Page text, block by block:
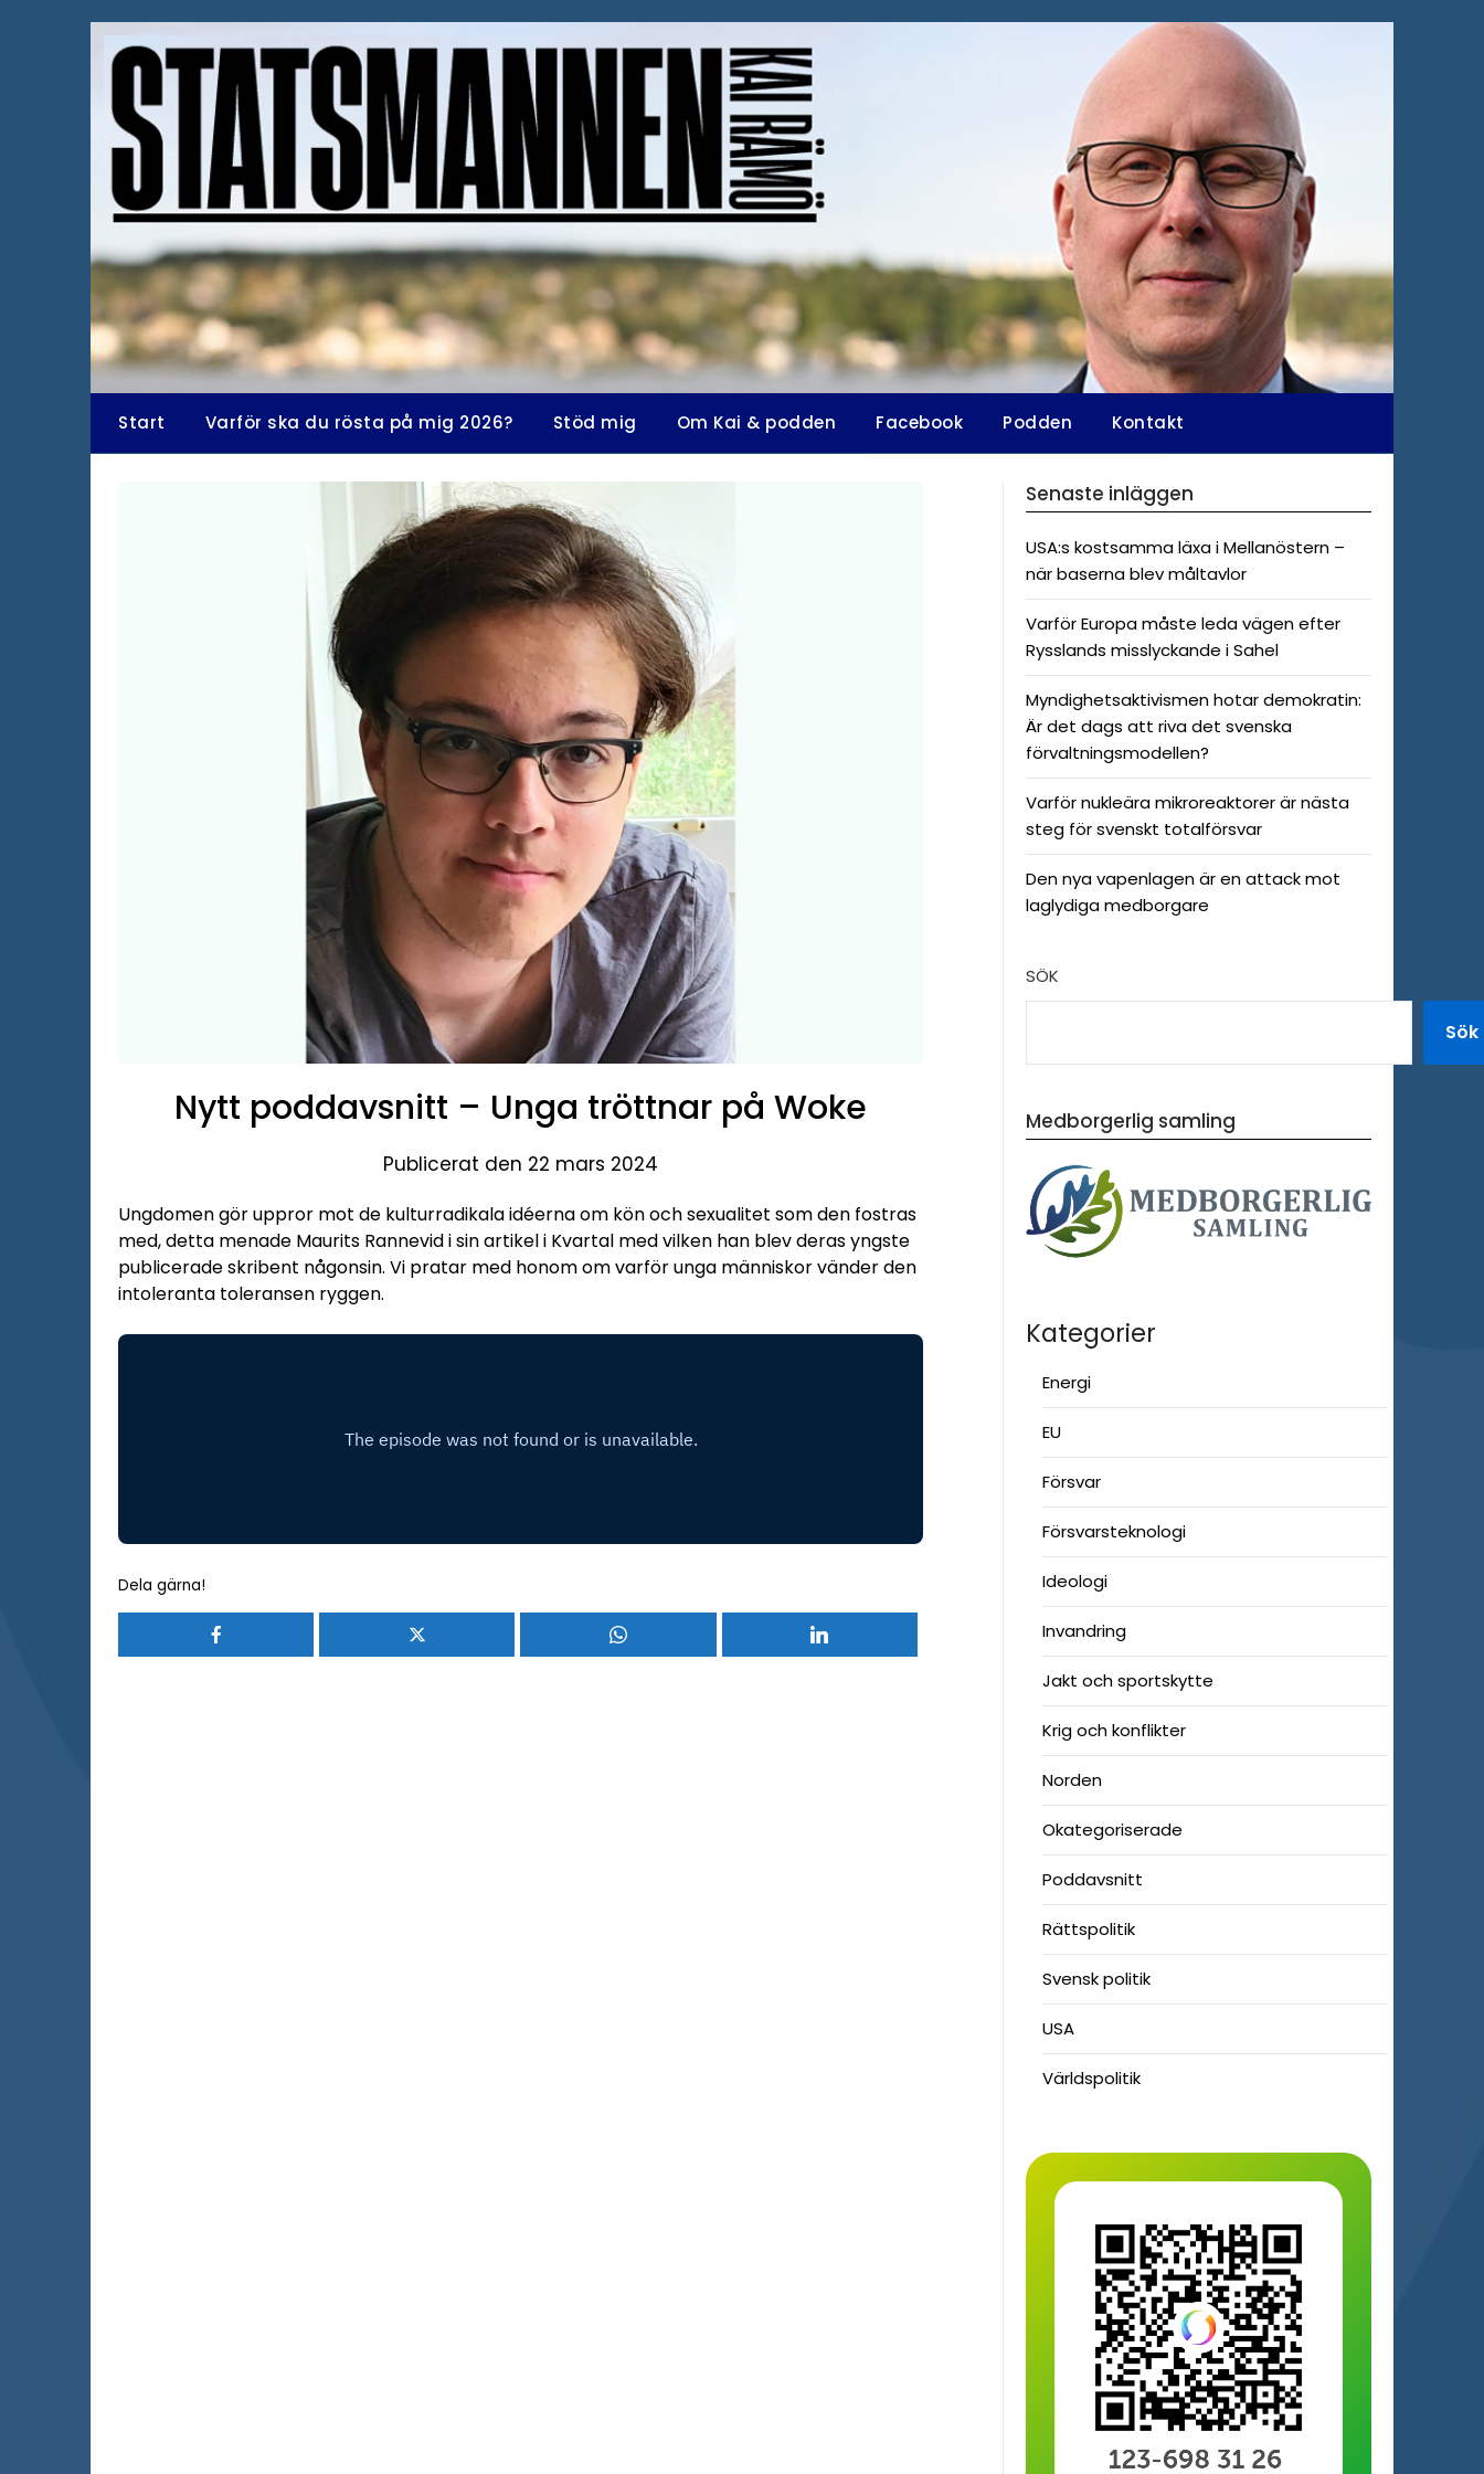
Start Varför ska du rösta på mig 2026? Stöd mig Om Kai & podden Facebook Podden Kontakt
Nytt poddavsnitt – Unga tröttnar på Woke
Publicerat den 22 mars 2024
Ungdomen gör uppror mot de kulturradikala idéerna om kön och sexualitet som den fostras
med, detta menade Maurits Rannevid i sin artikel i Kvartal med vilken han blev deras yngste
publicerade skribent någonsin. Vi pratar med honom om varför unga människor vänder den
intoleranta toleransen ryggen.
Dela gärna!
Senaste inläggen
USA:s kostsamma läxa i Mellanöstern –
när baserna blev måltavlor
Varför Europa måste leda vägen efter
Rysslands misslyckande i Sahel
Myndighetsaktivismen hotar demokratin:
Är det dags att riva det svenska
förvaltningsmodellen?
Varför nukleära mikroreaktorer är nästa
steg för svenskt totalförsvar
Den nya vapenlagen är en attack mot
laglydiga medborgare
SÖK
Sök
Medborgerlig samling
Kategorier
Energi
EU
Försvar
Försvarsteknologi
Ideologi
Invandring
Jakt och sportskytte
Krig och konflikter
Norden
Okategoriserade
Poddavsnitt
Rättspolitik
Svensk politik
USA
Världspolitik